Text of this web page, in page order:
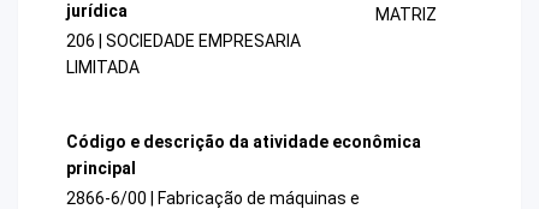
jurídica
206 | SOCIEDADE EMPRESARIA
LIMITADA
MATRIZ
Código e descrição da atividade econômica
principal
2866-6/00 | Fabricação de máquinas e